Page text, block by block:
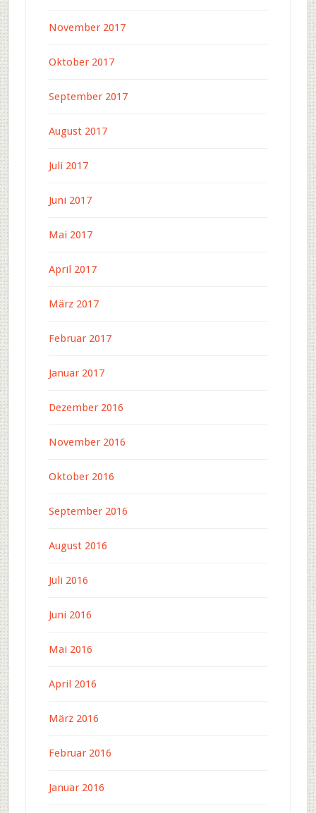
November 2017
Oktober 2017
September 2017
August 2017
Juli 2017
Juni 2017
Mai 2017
April 2017
März 2017
Februar 2017
Januar 2017
Dezember 2016
November 2016
Oktober 2016
September 2016
August 2016
Juli 2016
Juni 2016
Mai 2016
April 2016
März 2016
Februar 2016
Januar 2016